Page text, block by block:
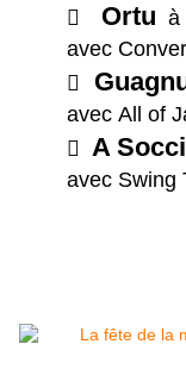
 Ortu à
avec

avec All of
A
avec Swing